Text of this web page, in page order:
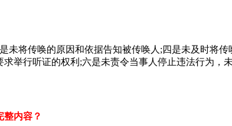
将传唤的原因和依据告知被传唤人;四是未及时将
举行听证的权利;六是未责令当事人停止违法行为，
整内容？